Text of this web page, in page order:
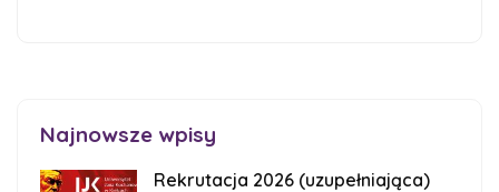
Najnowsze wpisy
Rekrutacja 2026 (uzupełniająca)